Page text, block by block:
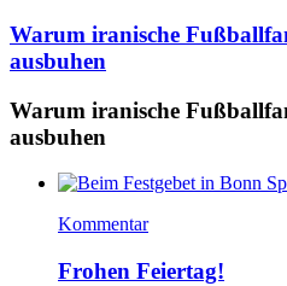
Warum iranische
ausbuhen
Warum iranische
ausbuhen
Kommentar
Frohen Feiertag!